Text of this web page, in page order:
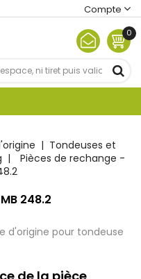
Compte
0
Tondeuses et
Pièces de rechange -
248.2
d'origine pour tondeuse